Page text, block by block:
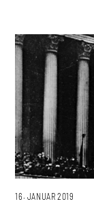
16. JANUAR 2019